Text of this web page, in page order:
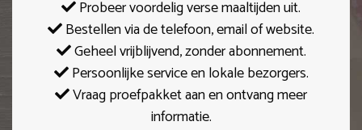
Probeer voordelig verse maaltijden uit.
Bestellen via de telefoon, email of website.
Geheel vrijblijvend, zonder abonnement.
Persoonlijke service en lokale bezorgers.
Vraag proefpakket aan en ontvang meer
informatie.